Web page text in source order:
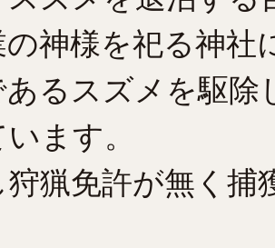
の神様を祀る神社
るスズメを駆除
ます。
狩猟免許が無く捕